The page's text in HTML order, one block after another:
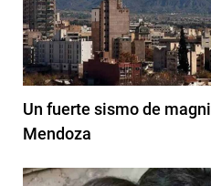
Un fuerte sismo de
Mendoza